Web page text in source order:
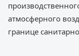
атмосферного
границе